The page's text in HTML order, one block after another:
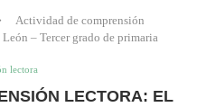
Actividad de comprensión
– Tercer grado de primaria
lectora
LECTORA: EL